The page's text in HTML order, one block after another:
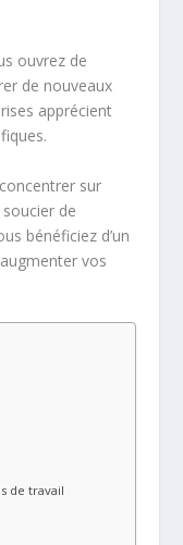
ouvrez de
de nouveaux
apprécient
sur
de
bénéficiez d’un
vos
de travail